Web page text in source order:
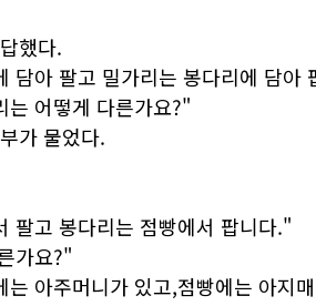
했다.
담아 팔고 밀가리는 봉다리에 담아
는 어떻게 다른가요?"
가 물었다.
팔고 봉다리는 점빵에서 팝니다."
가요?"
아주머니가 있고,점빵에는 아지